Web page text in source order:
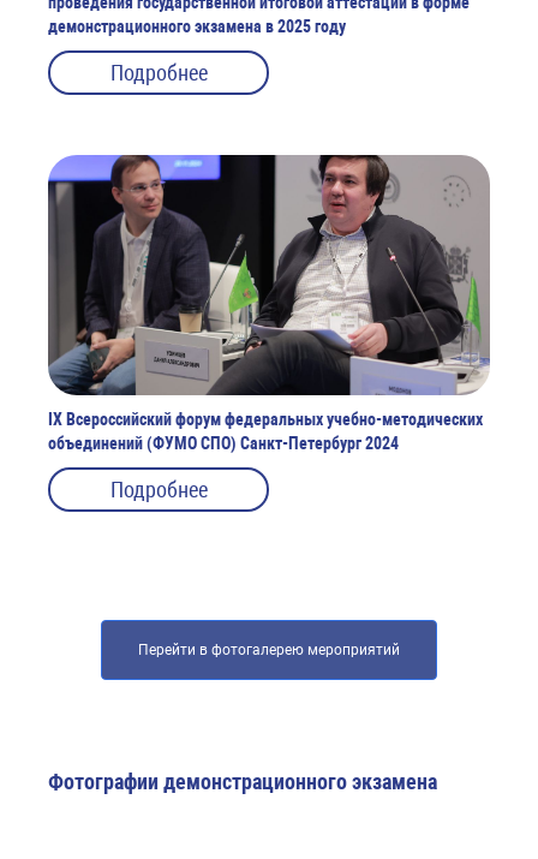
демонстрационного экзамена в 2025 году
Подробнее
IX Всероссийский форум федеральных учебно-методических
объединений (ФУМО СПО) Санкт-Петербург 2024
Подробнее
Перейти в фотогалерею мероприятий
Фотографии демонстрационного экзамена